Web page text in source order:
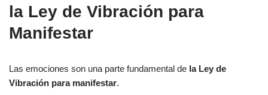
la Ley de Vibración para
Manifestar
Las emociones son una parte fundamental de la Ley de
Vibración para manifestar.